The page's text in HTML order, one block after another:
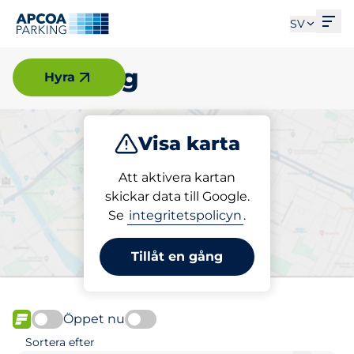
SV
Göteborg
Visa karta
Att aktivera kartan
skickar data till Google.
Se integritetspolicyn .
Tillåt en gång
Hyra
Parkera Ladda
Välj din laddplats i
Göteborg
FLÖDE
Öppet nu
Sortera efter